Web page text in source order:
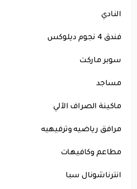
النادي
فندق 4 نجوم ديلوكس
سوبر ماركت
مساجد
ماكينة الصراف الآلي
مرافق رياضيه وترفيهيه
مطاعم وكافيهات
انترناشونال سبا